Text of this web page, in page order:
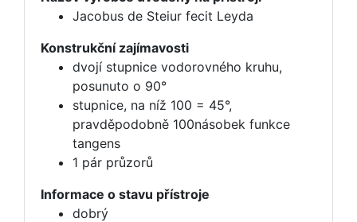
Jacobus de Steiur fecit Leyda
Konstrukční zajímavosti
dvojí stupnice vodorovného kruhu,
posunuto o 90°
stupnice, na níž 100 = 45°,
pravděpodobně 100násobek funkce
tangens
1 pár průzorů
Informace o stavu přístroje
dobrý